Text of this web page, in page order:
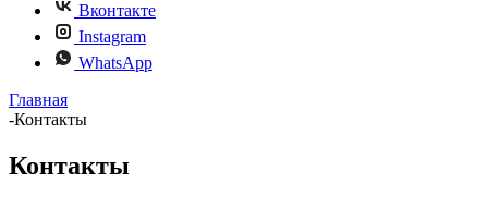
Вконтакте
Instagram
WhatsApp
Главная
-Контакты
Контакты